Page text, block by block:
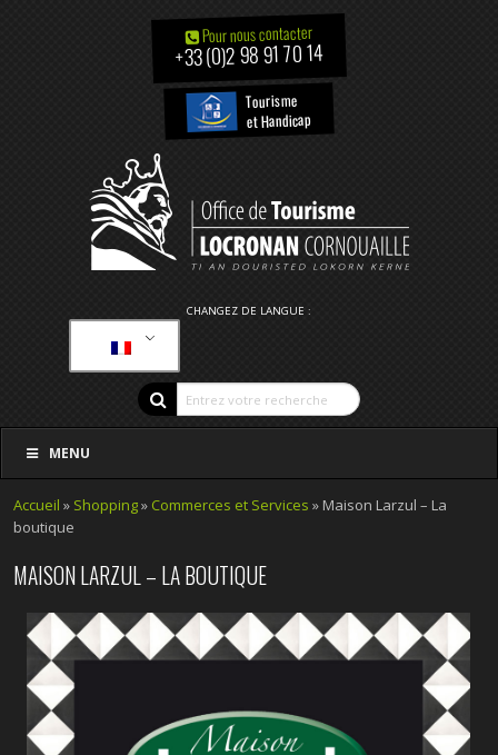
Pour nous contacter
+33 (0)2 98 91 70 14
Tourisme
et Handicap
CHANGEZ DE LANGUE :
MENU
Accueil » Shopping» Commerces et Services » Maison Larzul – La
boutique
MAISON LARZUL – LA BOUTIQUE